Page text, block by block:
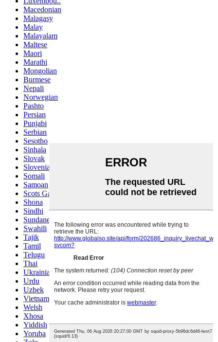
Macedonian
Malagasy
Malay
Malayalam
Maltese
Maori
Marathi
Mongolian
Burmese
Nepali
Norwegian
Pashto
Persian
Punjabi
Serbian
Sesotho
Sinhala
Slovak
Slovenian
Somali
Samoan
Scots Gaelic
Shona
Sindhi
Sundanese
Swahili
Tajik
Tamil
Telugu
Thai
Ukrainian
Urdu
Uzbek
Vietnamese
Welsh
Xhosa
Yiddish
Yoruba